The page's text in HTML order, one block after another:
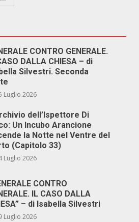
CONTRO GENERALE.
DALLA CHIESA – di
Silvestri. Seconda
Luglio 2026
dell’Ispettore Di
Un Incubo Arancione
la Notte nel Ventre del
(Capitolo 33)
Luglio 2026
CONTRO
IL CASO DALLA
– di Isabella Silvestri
Luglio 2026